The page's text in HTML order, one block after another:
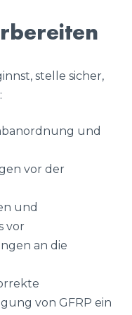
stelle sicher,
und
vor der
und
vor
an die
von GFRP ein